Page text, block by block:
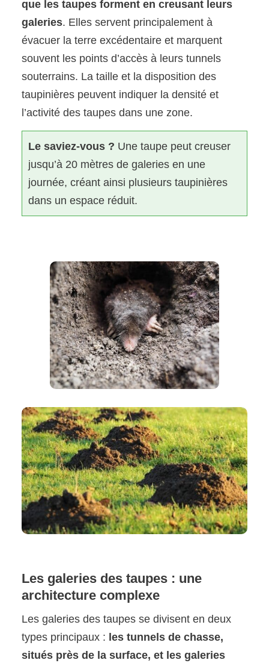
que les taupes forment en creusant leurs
galeries. Elles servent principalement à
évacuer la terre excédentaire et marquent
souvent les points d’accès à leurs tunnels
souterrains. La taille et la disposition des
taupinières peuvent indiquer la densité et
l’activité des taupes dans une zone.
Le saviez-vous ? Une taupe peut creuser
jusqu’à 20 mètres de galeries en une
journée, créant ainsi plusieurs taupinières
dans un espace réduit.
Les galeries des taupes : une
architecture complexe
Les galeries des taupes se divisent en deux
types principaux : les tunnels de chasse,
situés près de la surface, et les galeries